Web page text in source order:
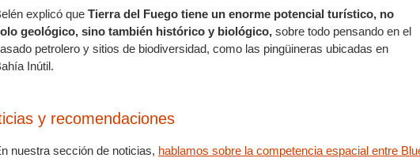
explicó que Tierra del Fuego tiene un enorme potencial turístico, no
geológico, sino también histórico y biológico, sobre todo pensando en el
petrolero y sitios de biodiversidad, como las pingüineras ubicadas en
Inútil.
y recomendaciones
nuestra sección de noticias, hablamos sobre la competencia espacial entre